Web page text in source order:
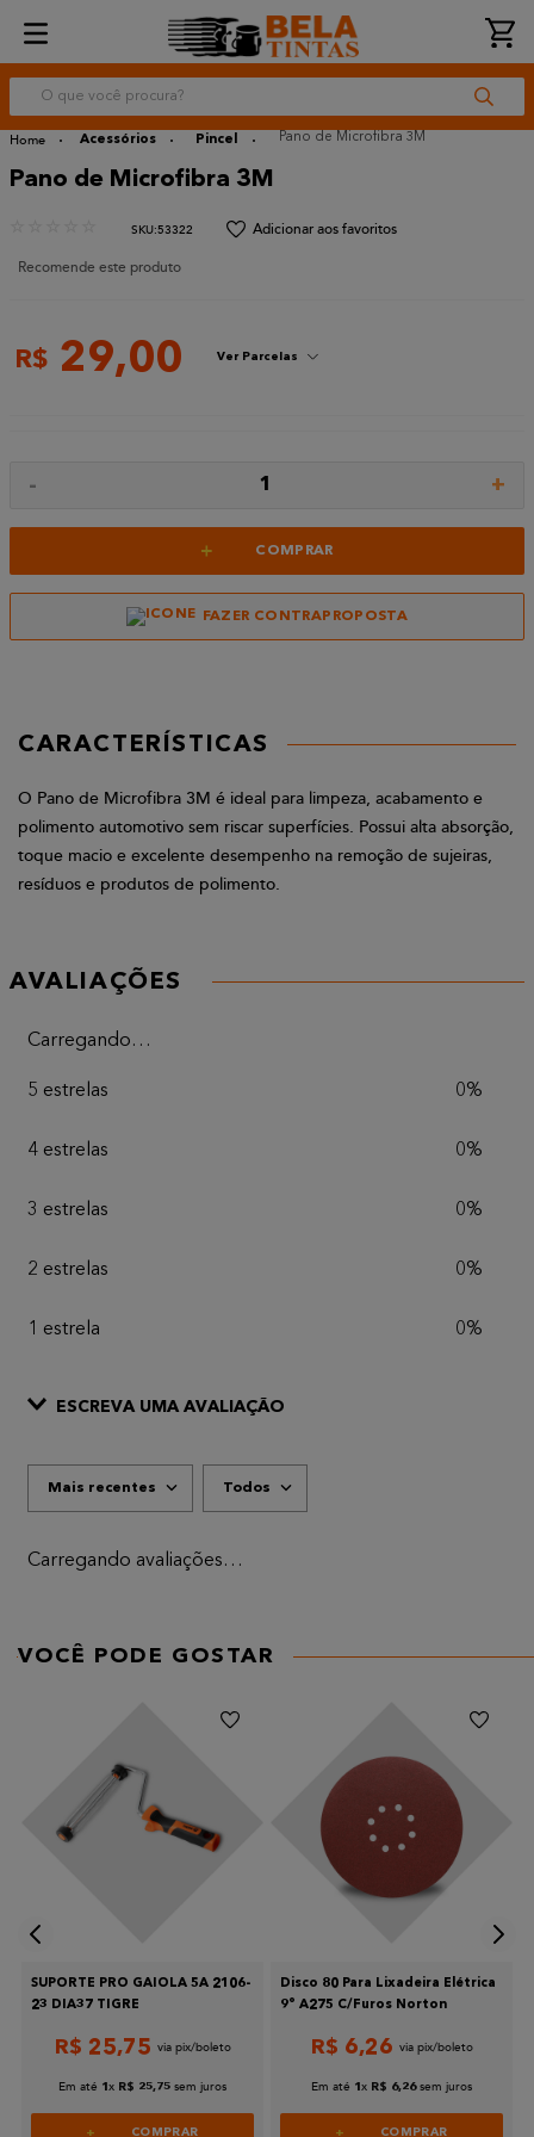
O que você procura?
Acessórios Pincel Pano de Microfibra 3M
Pano de Microfibra 3M
:53322
Recomende este produto
R$ 29,00 Ver Parcelas
- 1 +
+ COMPRAR
FAZER CONTRAPROPOSTA
CARACTERÍSTICAS
O Pano de Microfibra 3M é ideal para limpeza, acabamento e
polimento automotivo sem riscar superfícies. Possui alta absorção,
toque macio e excelente desempenho na remoção de sujeiras,
resíduos e produtos de polimento.
AVALIAÇÕES
Carregando…
5 estrelas 0%
4 estrelas 0%
3 estrelas 0%
2 estrelas 0%
1 estrela 0%
ESCREVA UMA AVALIAÇÃO
★ ★★★★
Endereço de email
Enviar avaliação
Mais recentes Todos
Carregando avaliações…
VOCÊ PODE GOSTAR
SUPORTE PRO GAIOLA 5A 2106-
23 DIA37 TIGRE
R$ 25,75
Em até 1 x R$ 25,75 sem juros
COMPRAR
Disco 80 Para Lixadeira Elétrica
9° A275 C/Furos Norton
R$ 6,26
Em até 1 x R$ 6,26 sem juros
COMPRAR